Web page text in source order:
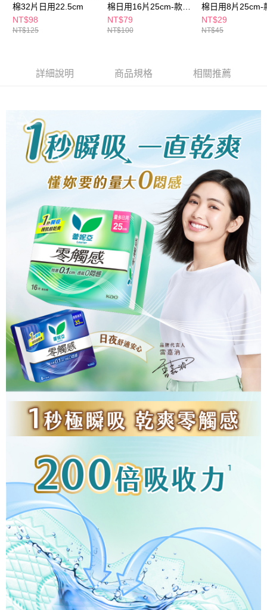
４．使用「AFTEE先享後付」時，將依據個別帳號之用戶狀況，依本公司即
時審查核予不同之上限額度；若仍有額度不足之情形，本公司將視審查結果
請求用戶進行身份認證。
每筆NT$100，滿NT$790(含以上)免運費
付款後寶雅門市自取(由倉庫統一出貨)
棉32片日用22.5cm
NT$98
NT$125
棉日用16片25cm-款式
隨機
NT$79
NT$100
棉日用8片25cm-
隨機
NT$29
NT$45
詳細說明 商品規格 相關推薦